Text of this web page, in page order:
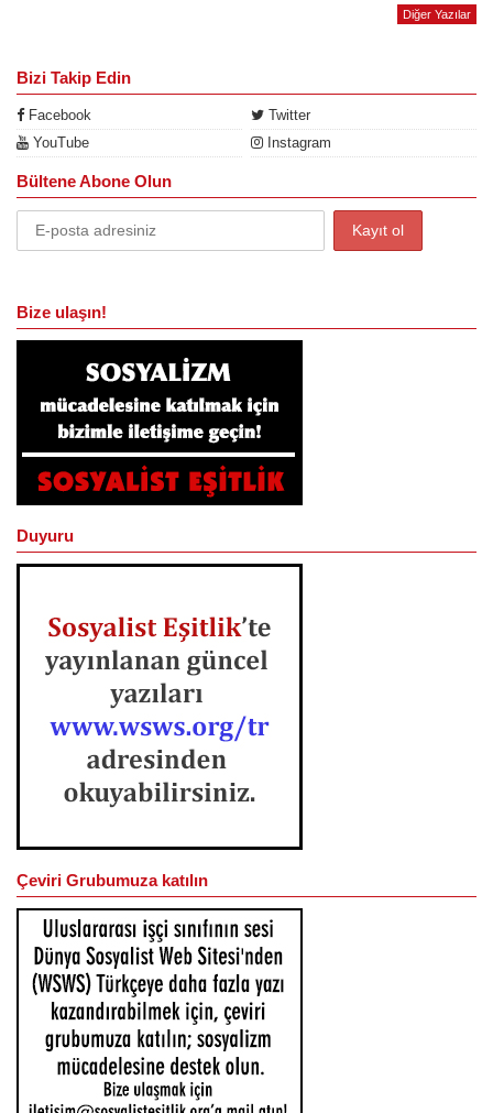
Diğer Yazılar
Bizi Takip Edin
Facebook
Twitter
YouTube
Instagram
Bültene Abone Olun
Bize ulaşın!
Duyuru
Çeviri Grubumuza katılın